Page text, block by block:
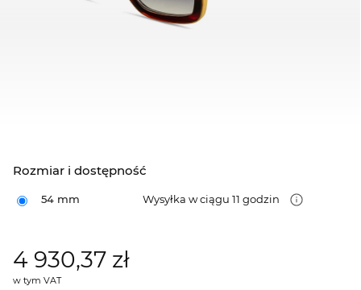
Rozmiar i dostępność
54 mm Wysyłka w ciągu 11 godzin
4 930,37 zł
w tym VAT